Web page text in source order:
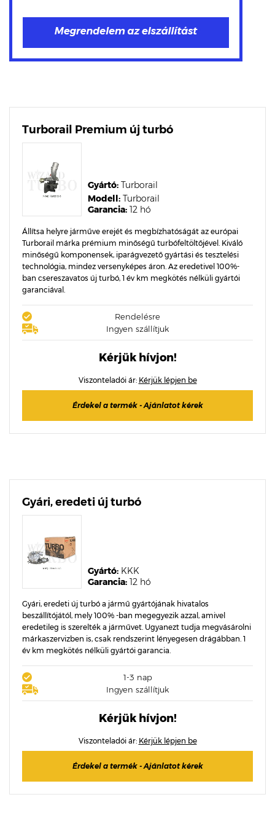
Turborail Premium új turbó
Garancia: 12 hó
Modell: Turborail
Gyártó: Turborail
Állítsa helyre járműve erejét és megbízhatóságát az európai
Turborail márka prémium minőségű turbófeltöltőjével. Kiváló
minőségű komponensek, iparágvezető gyártási és tesztelési
technológia, mindez versenyképes áron. Az eredetivel 100%-
ban csereszavatos új turbó, 1 év km megkötés nélküli gyártói
garanciával.
Rendelésre
Ingyen szállítjuk
Kérjük hívjon!
Viszonteladói ár: Kérjük lépjen be
Érdekel a termék - Ajánlatot kérek
Gyári, eredeti új turbó
Garancia: 12 hó
Gyártó: KKK
Gyári, eredeti új turbó a jármű gyártójának hivatalos
beszállítójától, mely 100% -ban megegyezik azzal, amivel
eredetileg is szerelték a járművet. Ugyanezt tudja megvásárolni
márkaszervizben is, csak rendszerint lényegesen drágábban. 1
év km megkötés nélküli gyártói garancia.
1-3 nap
Ingyen szállítjuk
Kérjük hívjon!
Viszonteladói ár: Kérjük lépjen be
Érdekel a termék - Ajánlatot kérek